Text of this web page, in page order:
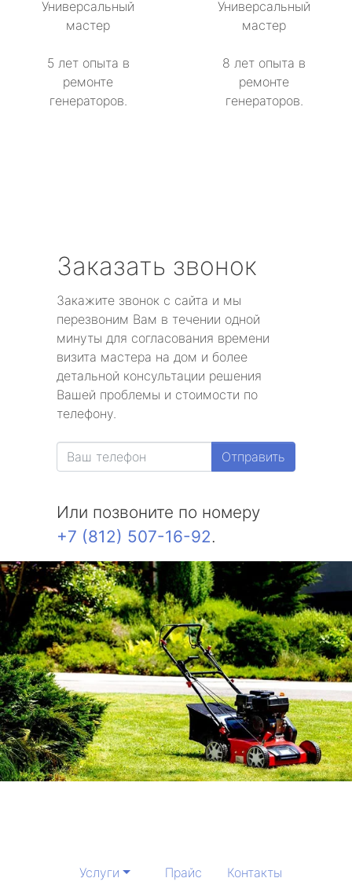
Универсальный
мастер
5 лет опыта в
ремонте
генераторов.
Универсальный
мастер
8 лет опыта в
ремонте
генераторов.
Заказать звонок
Закажите звонок с сайта и мы
перезвоним Вам в течении одной
минуты для согласования времени
визита мастера на дом и более
детальной консультации решения
Вашей проблемы и стоимости по
телефону.
Отправить
Или позвоните по номеру
+7 (812) 507-16-92.
Услуги Прайс Контакты